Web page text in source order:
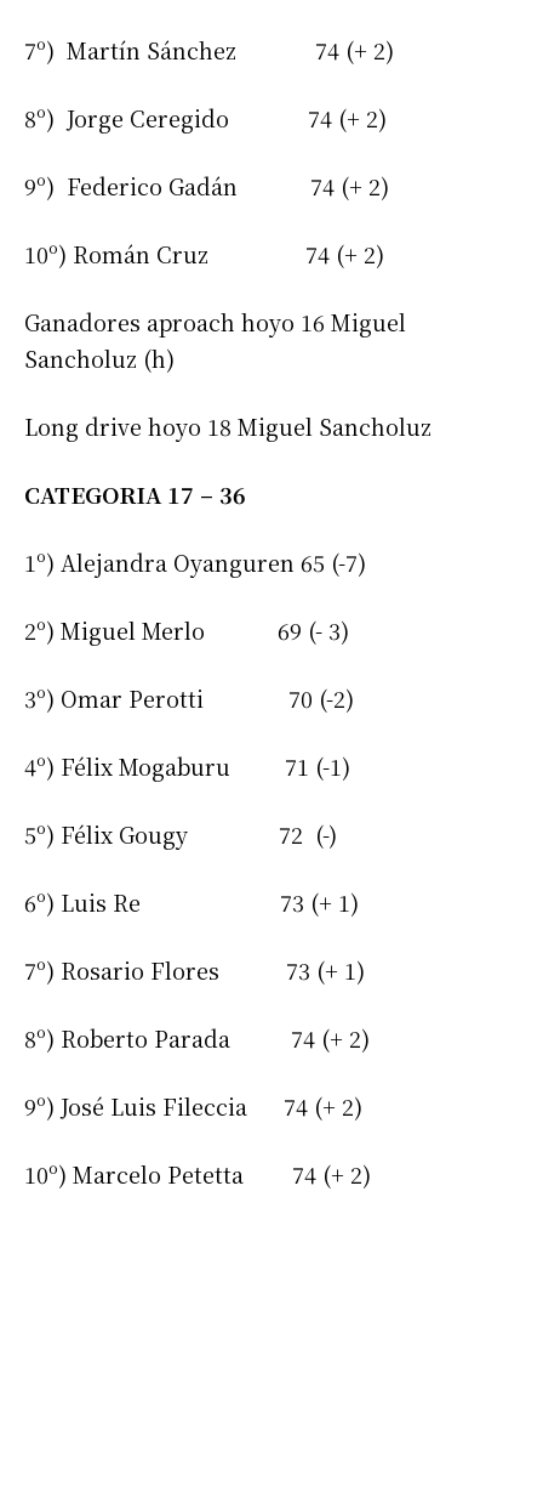
7º) Martín Sánchez 74 (+ 2)
8º) Jorge Ceregido 74 (+ 2)
9º) Federico Gadán 74 (+ 2)
10º) Román Cruz 74 (+ 2)
Ganadores aproach hoyo 16 Miguel
Sancholuz (h)
Long drive hoyo 18 Miguel Sancholuz
CATEGORIA 17 – 36
1º) Alejandra Oyanguren 65 (-7)
2º) Miguel Merlo 69 (- 3)
3º) Omar Perotti 70 (-2)
4º) Félix Mogaburu 71 (-1)
5º) Félix Gougy 72 (-)
6º) Luis Re 73 (+ 1)
7º) Rosario Flores 73 (+ 1)
8º) Roberto Parada 74 (+ 2)
9º) José Luis Fileccia 74 (+ 2)
10º) Marcelo Petetta 74 (+ 2)